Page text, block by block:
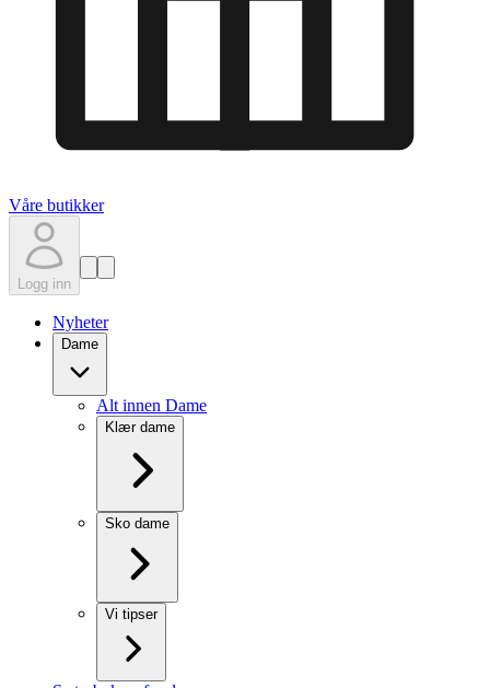
Våre butikker
Logg inn
Nyheter
Dame
Alt innen Dame
Klær dame
Sko dame
Vi tipser